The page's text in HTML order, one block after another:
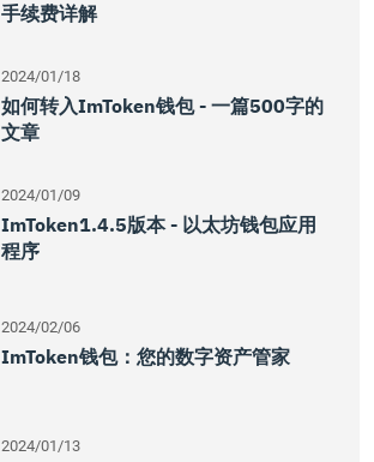
手续费详解
2024/01/18
如何转入imToken钱包 - 一篇500字的
文章
2024/01/09
ImToken1.4.5版本 - 以太坊钱包应用
程序
2024/02/06
ImToken钱包：您的数字资产管家
2024/01/13